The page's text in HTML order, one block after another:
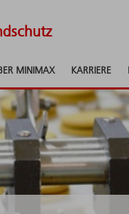
MINIMAX KARRIERE